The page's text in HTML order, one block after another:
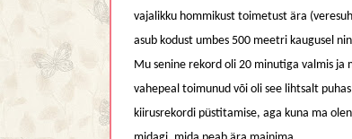
vajalikku hommikust toimetust ära
asub kodust umbes 500 meetri kaugusel
Mu senine rekord oli 20 minutiga valmis
vahepeal toimunud või oli see lihtsalt
kiirusrekordi püstitamise, aga kuna ma